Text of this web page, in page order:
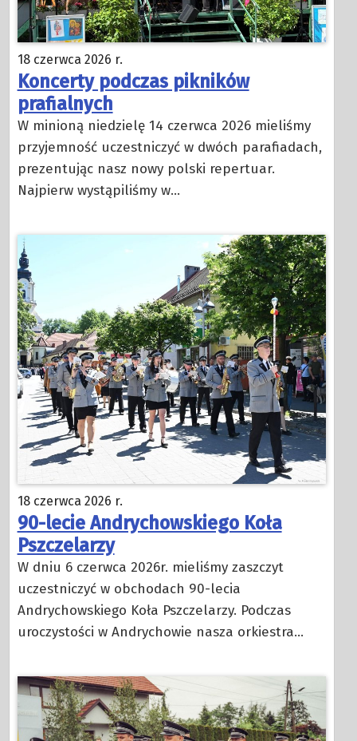
18 czerwca 2026 r.
Koncerty podczas pikników
prafialnych
W minioną niedzielę 14 czerwca 2026 mieliśmy
przyjemność uczestniczyć w dwóch parafiadach,
prezentując nasz nowy polski repertuar.
Najpierw wystąpiliśmy w…
18 czerwca 2026 r.
90-lecie Andrychowskiego Koła
Pszczelarzy
W dniu 6 czerwca 2026r. mieliśmy zaszczyt
uczestniczyć w obchodach 90-lecia
Andrychowskiego Koła Pszczelarzy. Podczas
uroczystości w Andrychowie nasza orkiestra…